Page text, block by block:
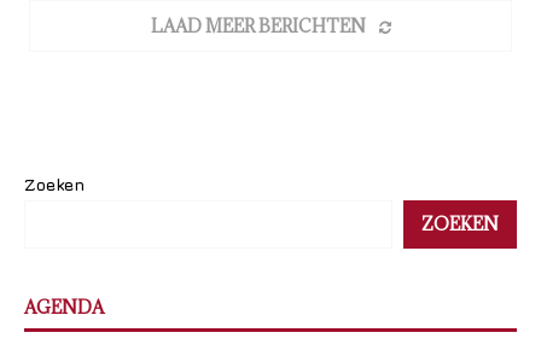
LAAD MEER BERICHTEN
Zoeken
ZOEKEN
AGENDA